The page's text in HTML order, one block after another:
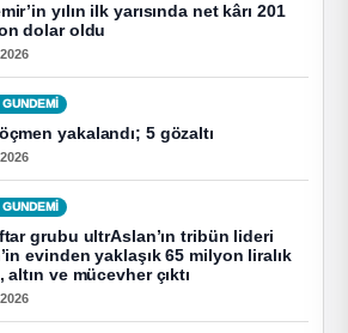
yılın ilk yarısında net kârı 201
dolar oldu
yakalandı; 5 gözaltı
grubu ultrAslan’ın tribün lideri
evinden yaklaşık 65 milyon liralık
altın ve mücevher çıktı